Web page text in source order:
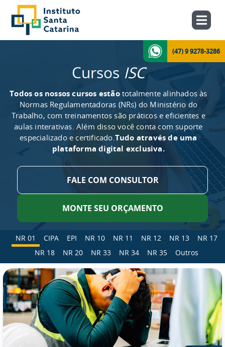
(47) 9 9278-3286
Cursos ISC
Todos os nossos cursos estãototalmente alinhados às
Normas Regulamentadoras (NRs) do Ministério do
Trabalho, com treinamentos são práticos e eficientes e
aulas interativas. Além disso você conta com suporte
especializado e certificado.Tudo através de uma
plataforma digital exclusiva.
FALE COM CONSULTOR
MONTE SEU ORÇAMENTO
NR 01 CIPA EPI NR 10 NR 11 NR 12 NR 13
NR 17
NR 18
NR 20 NR 33 NR 34 NR 35 Outros